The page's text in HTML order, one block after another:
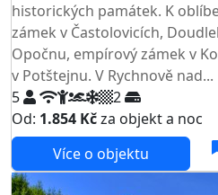
historických památek. K
zámek v Častolovicích,
Opočnu, empírový zámek v
v Potštejnu. V Rychnově nad...
5
2
Od: 1.854 Kčza objekt a noc
Více o objektu